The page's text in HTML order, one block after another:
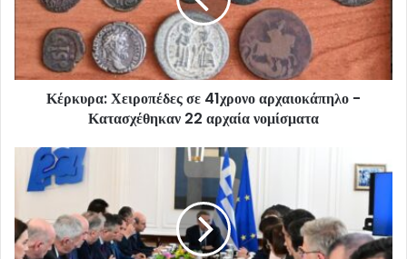
Κέρκυρα: Χειροπέδες σε 41χρονο αρχαιοκάπηλο -
Κατασχέθηκαν 22 αρχαία νομίσματα